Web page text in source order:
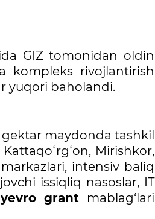
GIZ tomonidan oldin
kompleks rivojlantirish
yuqori baholandi.
maydonda tashkil
Mirishkor,
intensiv baliq
issiqliq nasoslar, IT
grant mablag‘lari